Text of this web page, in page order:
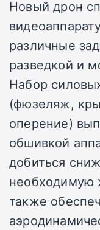
Новый дрон
различные
разведкой и
Набор
(фюзеляж,
оперение)
обшивкой
добиться
необходимую
также